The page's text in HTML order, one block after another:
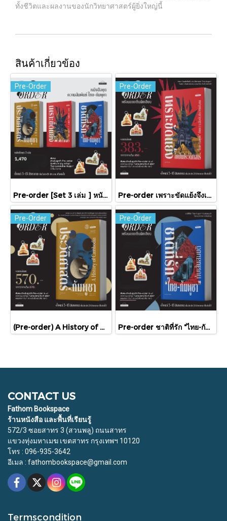
ทั้งชีวิตและผลงานของนักวิทยาศาสตร์ผู้ยิ่งใหญ่นี้
สินค้าเกี่ยวข้อง
Pre-Order
Pre-order [Set 3 เล่ม ] หนังสือชุดความสัมพันธ์ "ไทย-กัมพูชา" / มติชน
Pre-Order
Pre-order เพราะขัดแย้งจึงเป็นประวัติศาสตร์ "ไทย-กัมพูชา" กับความสัมพันธ์หวานปนขม / มติชน
Pre-Order
(Pre-order) A History of Cambodia ประวัติศาสตร์กัมพูชา (ฉบับปรับปรุงใหม่) / David Chandler / มติชน
Pre-Order
Pre-order ชาติที่รัก "ไทย-กัมพูชา" กับเส้นสมมติ / พวงทอง ภวัครพันธุ์ / มติชน
CONTACT US
Fathom Bookspace
ร้านหนังสือ และพื้นที่เรียนรู้
572/3 ซอยสาทร 3 (สวนพลู) ถนนสาทร
แขวงทุ่งมหาเมฆ เขตสาทร กรุงเทพฯ 10120
โทร : 096-935-3642
อีเมล : fathombookspace@gmail.com
Termscondition